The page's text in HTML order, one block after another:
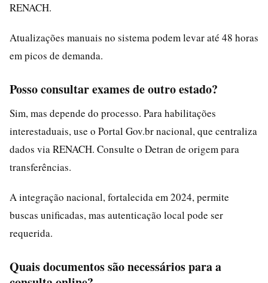
RENACH.
Atualizações manuais no sistema podem levar até 48 horas
em picos de demanda.
Posso consultar exames de outro estado?
Sim, mas depende do processo. Para habilitações
interestaduais, use o Portal Gov.br nacional, que centraliza
dados via RENACH. Consulte o Detran de origem para
transferências.
A integração nacional, fortalecida em 2024, permite
buscas unificadas, mas autenticação local pode ser
requerida.
Quais documentos são necessários para a